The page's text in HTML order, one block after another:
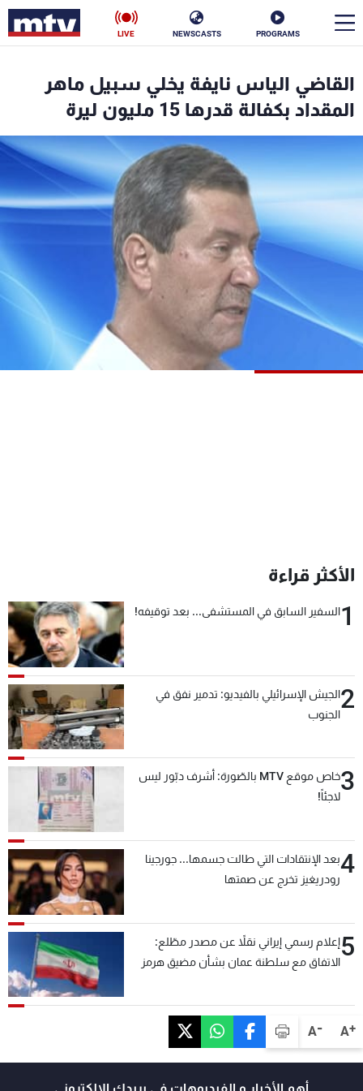
PROGRAMS
NEWSCASTS
LIVE
A+
A-
القاضي الياس نايفة يخلي سبيل ماهر
المقداد بكفالة قدرها 15 مليون ليرة
الأكثر قراءة
1السفير السابق في المستشفى... بعد توقيفه!
2الجيش الإسرائيلي بالفيديو: تدمير نفق في
الجنوب
3
خاص موقع MTV بالصّورة: أشرف دبّور ليس
لاجئاً!
4بعد الإنتقادات التي طالت جسمها... جورجينا
رودريغيز تخرج عن صمتها
5إعلام رسمي إيراني نقلاً عن مصدر مطّلع:
الاتفاق مع سلطنة عمان بشأن مضيق هرمز
الأخبار
ناس
إقتصاد فن
منوعات رياضة
كأس العالم
البرامج